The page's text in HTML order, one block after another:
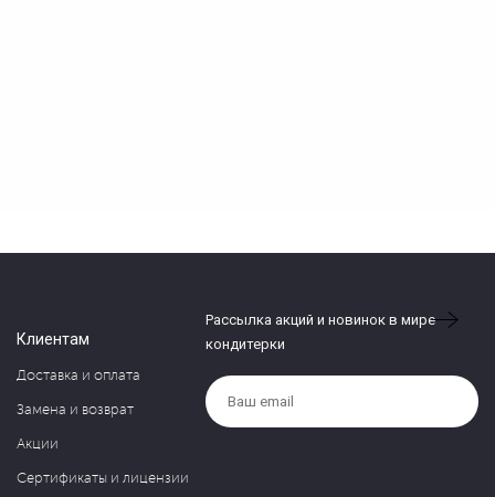
Клиентам
Доставка и оплата
Замена и возврат
Акции
Сертификаты и лицензии
Рассылка акций и новинок в мире
кондитерки